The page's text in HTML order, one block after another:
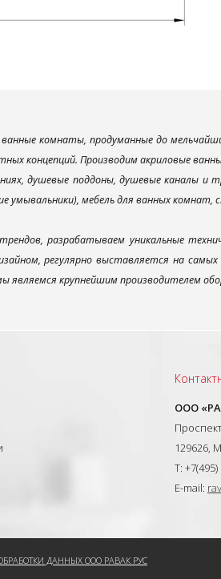
комнаты, продуманные до
концепций. Производим акриловые
душевые поддоны, душевые каналы
умывальники), мебель для ванных
разрабатываем уникальные
регулярно выставляется на
являемся крупнейшим производителем
ООО
129626,
T:
E-mail:
ДАННЫХ ООО РАВАК РУС